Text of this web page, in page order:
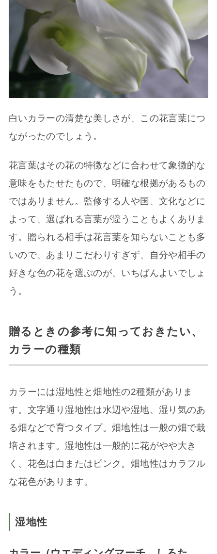
白いカラーの清楚な美しさが、この花言葉につ
ながったのでしょう。
花言葉はその花の特徴などに合わせて象徴的な
意味をもたせたもので、明確な根拠があるもの
ではありません。監修する人や国、文化などに
よって、選ばれる言葉が違うこともよくありま
す。贈られる相手は花言葉を知らないことも多
いので、あまりこだわりすぎず、自分や相手の
好きな色の花を選ぶのが、いちばんよいでしょ
う。
贈るときの参考に知っておきたい、
カラーの種類
カラーには湿地性と畑地性の2種類がありま
す。文字通り湿地性は水辺や湿地、湿り気のあ
る畑などで育つタイプ。畑地性は一般の畑で栽
培されます。湿地性は一般的に花がやや大き
く、花色は白またはピンク。畑地性はカラフル
な花色があります。
湿地性